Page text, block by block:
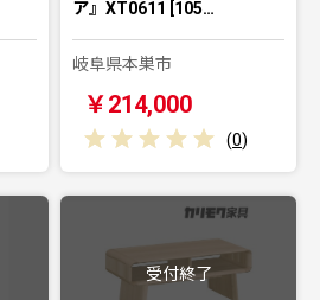
ア』XT0611 [105…
岐阜県本巣市
￥214,000
(0)
受付終了